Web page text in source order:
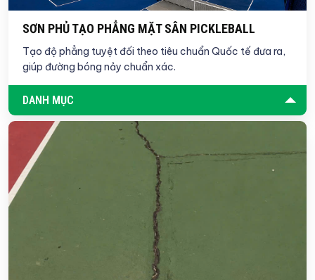
SƠN PHỦ TẠO PHẲNG MẶT SÂN PICKLEBALL
Tạo độ phẳng tuyệt đối theo tiêu chuẩn Quốc tế đưa ra,
giúp đường bóng nảy chuẩn xác.
DANH MỤC